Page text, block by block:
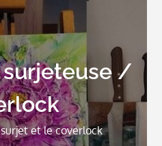
surjeteuse /
et le coverlock